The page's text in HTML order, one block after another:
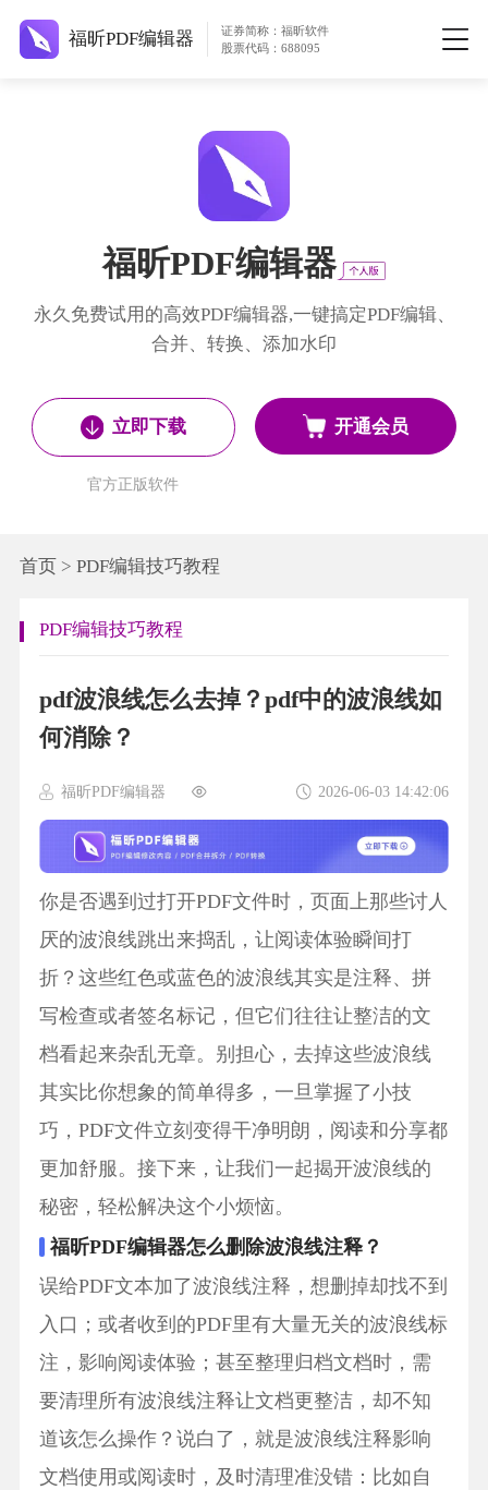
福昕PDF编辑器
证券简称：福昕软件
股票代码：688095
福昕PDF编辑器
永久免费试用的高效PDF编辑器,一键搞定PDF编辑、
合并、转换、添加水印
立即下载
官方正版软件
开通会员
首页> PDF编辑技巧教程
PDF编辑技巧教程
pdf波浪线怎么去掉？pdf中的波浪线如
何消除？
福昕PDF编辑器 2026-06-03 14:42:06
你是否遇到过打开PDF文件时，页面上那些讨人
厌的波浪线跳出来捣乱，让阅读体验瞬间打
折？这些红色或蓝色的波浪线其实是注释、拼
写检查或者签名标记，但它们往往让整洁的文
档看起来杂乱无章。别担心，去掉这些波浪线
其实比你想象的简单得多，一旦掌握了小技
巧，PDF文件立刻变得干净明朗，阅读和分享都
更加舒服。接下来，让我们一起揭开波浪线的
秘密，轻松解决这个小烦恼。
福昕PDF编辑器怎么删除波浪线注释？
误给PDF文本加了波浪线注释，想删掉却找不到
入口；或者收到的PDF里有大量无关的波浪线标
注，影响阅读体验；甚至整理归档文档时，需
要清理所有波浪线注释让文档更整洁，却不知
道该怎么操作？说白了，就是波浪线注释影响
文档使用或阅读时，及时清理准没错：比如自